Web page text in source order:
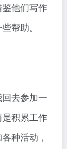
他们写作
帮助。
去参加一
积累工作
种活动，